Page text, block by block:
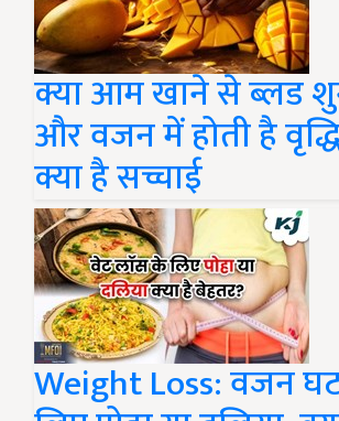
क्या आम खाने से ब्लड
और वजन में होती है
क्या है सच्चाई
Weight Loss: वजन